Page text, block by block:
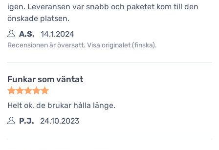
igen. Leveransen var snabb och paketet kom till den
önskade platsen.
A.S.
14.1.2024
Recensionen är översatt. Visa originalet (finska).
Funkar som väntat
Helt ok, de brukar hålla länge.
P.J.
24.10.2023